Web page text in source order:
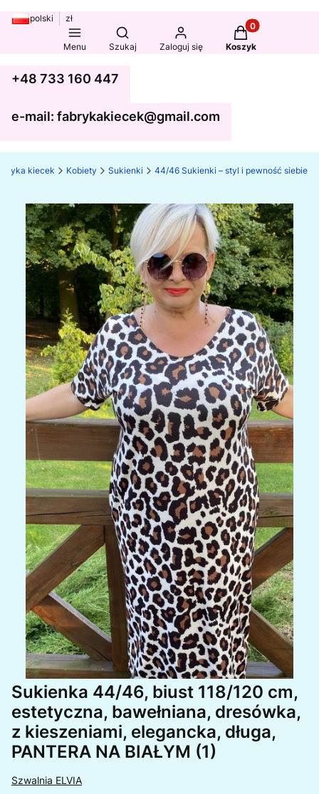
polski zł
Menu
Otwórz wyszukiwarkę
Szukaj Zaloguj się
Produkty w
Koszyk
+48 733 160 447
e-mail: fabrykakiecek@gmail.com
kiecek Kobiety Sukienki 44/46 Sukienki – styl i pewność siebie
Sukienka 44/46, biust 118/120 cm,
estetyczna, bawełniana, dresówka,
z kieszeniami, elegancka, długa,
PANTERA NA BIAŁYM (1)
Szwalnia ELVIA